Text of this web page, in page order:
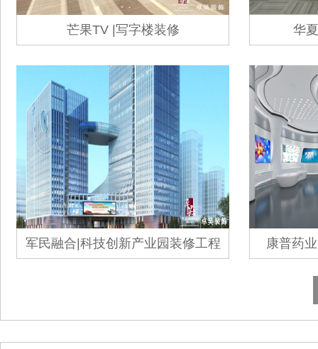
芒果TV |写字楼装修 华
军民融合|科技创新产业园装修工程 康普药